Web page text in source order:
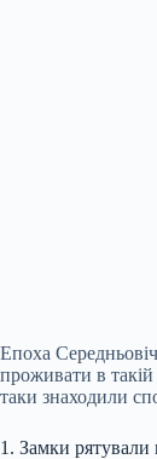
Епоха
проживати в
таки знаходили
1. Замки рятували